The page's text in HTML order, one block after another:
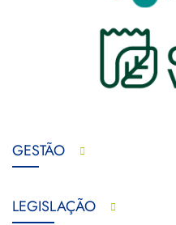
GESTÃO
LEGISLAÇÃO